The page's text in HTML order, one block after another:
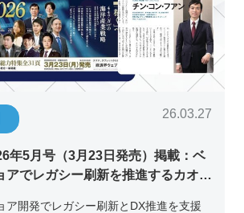
26.03.27
年5月号（3月23日発売）掲載：ベ
アでレガシー刷新を推進するカオピ
ア開発でレガシー刷新とDX推進を支援